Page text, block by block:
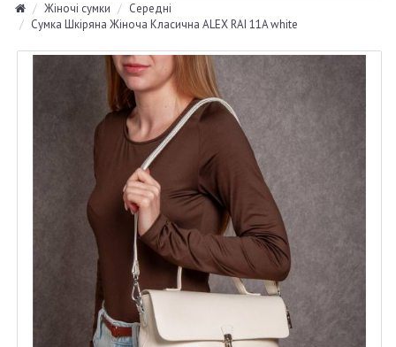
Жіночі сумки
Середні
Сумка Шкіряна Жіноча Класична ALEX RAI 11A white